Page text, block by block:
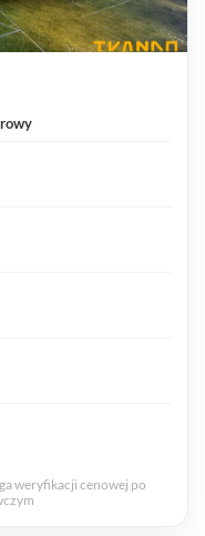
weryfikacji cenowej po